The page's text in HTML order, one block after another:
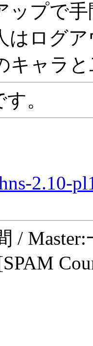
ップで
はログ
キャラ
。
2.10-
/